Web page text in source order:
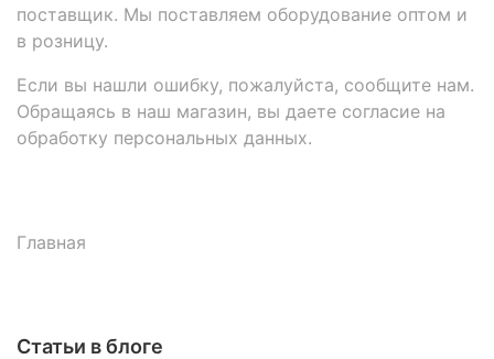
поставщик. Мы поставляем оборудование оптом и
в розницу.
Если вы нашли ошибку, пожалуйста, сообщите нам.
Обращаясь в наш магазин, вы даете согласие на
обработку персональных данных.
Главная
Статьи в блоге